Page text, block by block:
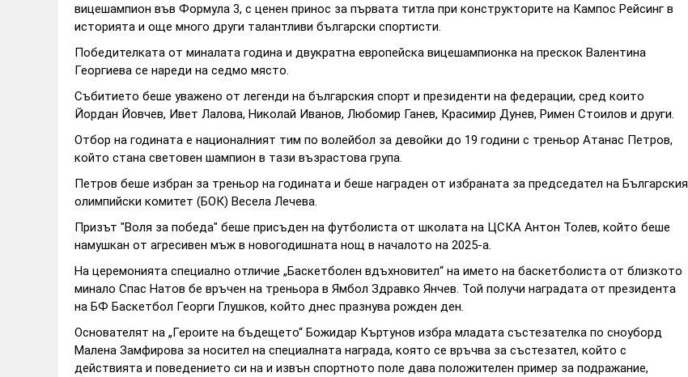
вицешампион във Формула 3, с ценен принос за първата титла при конструкторите на Кампос Рейсинг в
историята и още много други талантливи български спортисти.
Победителката от миналата година и двукратна европейска вицешампионка на прескок Валентина
Георгиева се нареди на седмо място.
Събитието беше уважено от легенди на българския спорт и президенти на федерации, сред които
Йордан Йовчев, Ивет Лалова, Николай Иванов, Любомир Ганев, Красимир Дунев, Римен Стоилов и други.
Отбор на годината е националният тим по волейбол за девойки до 19 години с треньор Атанас Петров,
който стана световен шампион в тази възрастова група.
Петров беше избран за треньор на годината и беше награден от избраната за председател на Българския
олимпийски комитет (БОК) Весела Лечева.
Призът "Воля за победа" беше присъден на футболиста от школата на ЦСКА Антон Толев, който беше
намушкан от агресивен мъж в новогодишната нощ в началото на 2025-а.
На церемонията специално отличие „Баскетболен вдъхновител“ на името на баскетболиста от близкото
минало Спас Натов бе връчен на треньора в Ямбол Здравко Янчев. Той получи наградата от президента
на БФ Баскетбол Георги Глушков, който днес празнува рожден ден.
Основателят на „Героите на бъдещето“ Божидар Къртунов избра младата състезателка по сноуборд
Малена Замфирова за носител на специалната награда, която се връчва за състезател, който с
действията и поведението си на и извън спортното поле дава положителен пример за подражание,